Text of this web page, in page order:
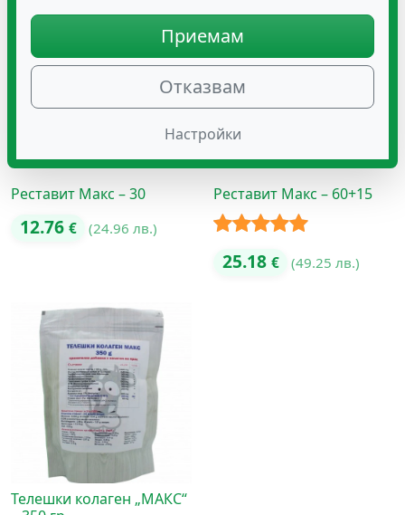
Реставит Макс – 30
12.76 € (24.96 лв.)
Реставит Макс – 60+15
Оценено с
25.18 € (49.25 лв.)
Телешки колаген „МАКС“
Приемам
Отказвам
Настройки